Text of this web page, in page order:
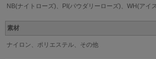
NB(ナイトローズ)、PI(パウダリーローズ)、WH(アイ
素材
ナイロン、ポリエステル、その他